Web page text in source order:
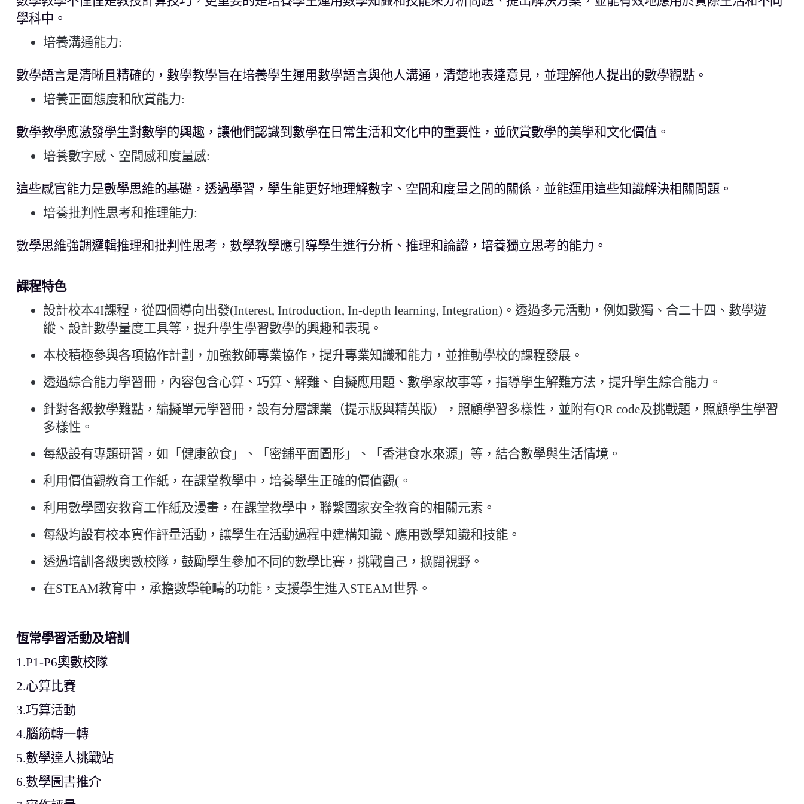
學科中。
培養溝通能力:
數學語言是清晰且精確的，數學教學旨在培養學生運用數學語言與他人溝通，清楚地表達意見，並理解他人提出的數學觀點。
培養正面態度和欣賞能力:
數學教學應激發學生對數學的興趣，讓他們認識到數學在日常生活和文化中的重要性，並欣賞數學的美學和文化價值。
培養數字感、空間感和度量感:
這些感官能力是數學思維的基礎，透過學習，學生能更好地理解數字、空間和度量之間的關係，並能運用這些知識解決相關問題。
培養批判性思考和推理能力:
數學思維強調邏輯推理和批判性思考，數學教學應引導學生進行分析、推理和論證，培養獨立思考的能力。
課程特色
設計校本4I課程，從四個導向出發(Interest, Introduction, In-depth learning, Integration)。透過多元活動，例如數獨、合二十四、數學遊
縱、設計數學量度工具等，提升學生學習數學的興趣和表現。
本校積極參與各項協作計劃， 加強教師專業協作，提升專業知識和能力，並推動學校的課程發展。
透過綜合能力學習冊，內容包含心算、巧算、解難、自擬應用題、數學家故事等，指導學生解難方法，提升學生綜合能力。
針對各級教學難點，編擬單元學習冊，設有分層課業（提示版與精英版），照顧學習多樣性，並附有QR code及挑戰題，照顧學生學習
多樣性。
每級設有專題研習，如「健康飲食」、「密鋪平面圖形」、「香港食水來源」等，結合數學與生活情境。
利用價值觀教育工作紙，在課堂教學中，培養學生正確的價值觀(。
利用數學國安教育工作紙及漫畫，在課堂教學中，聯繫國家安全教育的相關元素。
每級均設有校本實作評量活動，讓學生在活動過程中建構知識、應用數學知識和技能。
透過培訓各級奧數校隊，鼓勵學生參加不同的數學比賽，挑戰自己，擴闊視野。
在STEAM教育中，承擔數學範疇的功能，支援學生進入STEAM世界。
恆常學習活動及培訓
1.P1-P6奧數校隊
2.心算比賽
3.巧算活動
4.腦筋轉一轉
5.數學達人挑戰站
6.數學圖書推介